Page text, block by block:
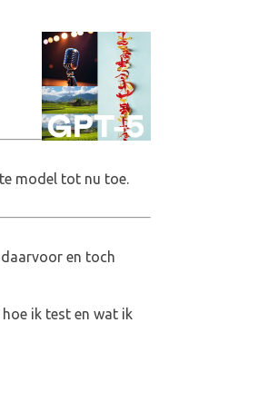
model tot nu toe.
en toch
ik test en wat ik